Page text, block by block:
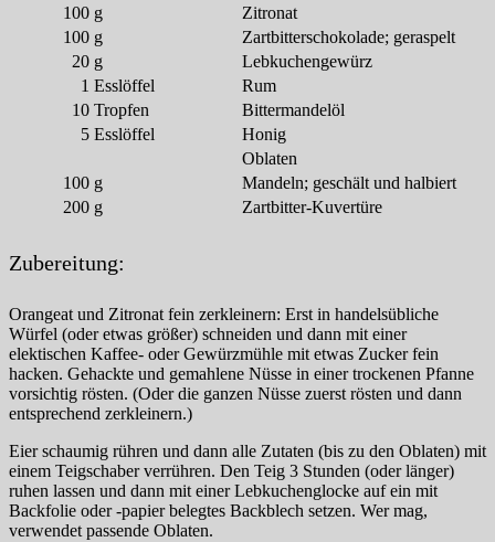
100 g
Zitronat
100 g
Zartbitterschokolade; geraspelt
20 g
Lebkuchengewürz
1 Esslöffel
Rum
10 Tropfen
Bittermandelöl
5 Esslöffel
Honig
Oblaten
100 g
Mandeln; geschält und halbiert
200 g Zartbitter-Kuvertüre
Zubereitung:
Orangeat und Zitronat fein zerkleinern: Erst in handelsübliche
Würfel (oder etwas größer) schneiden und dann mit einer
elektischen Kaffee- oder Gewürzmühle mit etwas Zucker fein
hacken. Gehackte und gemahlene Nüsse in einer trockenen Pfanne
vorsichtig rösten. (Oder die ganzen Nüsse zuerst rösten und dann
entsprechend zerkleinern.)
Eier schaumig rühren und dann alle Zutaten (bis zu den Oblaten) mit
einem Teigschaber verrühren. Den Teig 3 Stunden (oder länger)
ruhen lassen und dann mit einer Lebkuchenglocke auf ein mit
Backfolie oder -papier belegtes Backblech setzen. Wer mag,
verwendet passende Oblaten.